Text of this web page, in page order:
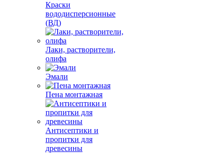
Краски
вододисперсионные
(ВД)
Лаки, растворители,
олифа
Эмали
Пена монтажная
Антисептики и
пропитки для
древесины